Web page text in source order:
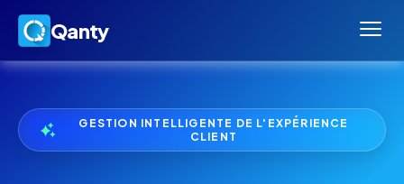
Qanty
GESTION INTELLIGENTE DE L'EXPÉRIENCE
CLIENT